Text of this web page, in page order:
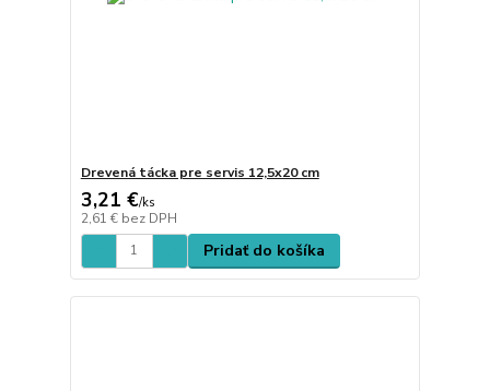
Drevená tácka pre servis 12,5x20 cm
3,21 €/ks
2,61 € bez DPH
Pridať do košíka